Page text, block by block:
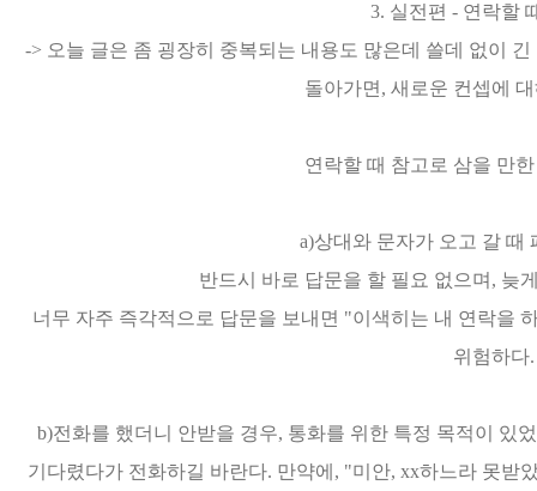
3. 실전편 - 연락할
-> 오늘 글은 좀 굉장히 중복되는 내용도 많은데 쓸데 없이
돌아가면, 새로운 컨셉에
연락할 때 참고로 삼을 만
a)상대와 문자가 오고 갈 때
반드시 바로 답문을 할 필요 없으며, 늦
너무 자주 즉각적으로 답문을 보내면 "이색히는 내 연락을
위험하다
b)전화를 했더니 안받을 경우, 통화를 위한 특정 목적이 있
기다렸다가 전화하길 바란다. 만약에, "미안, xx하느라 못받